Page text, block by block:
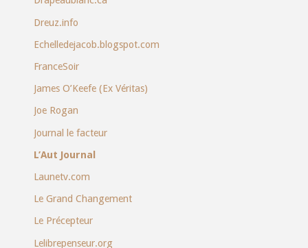
Dreuz.info
Echelledejacob.blogspot.com
FranceSoir
James O’Keefe (Ex Véritas)
Joe Rogan
Journal le facteur
L’Aut Journal
Launetv.com
Le Grand Changement
Le Précepteur
Lelibrepenseur.org